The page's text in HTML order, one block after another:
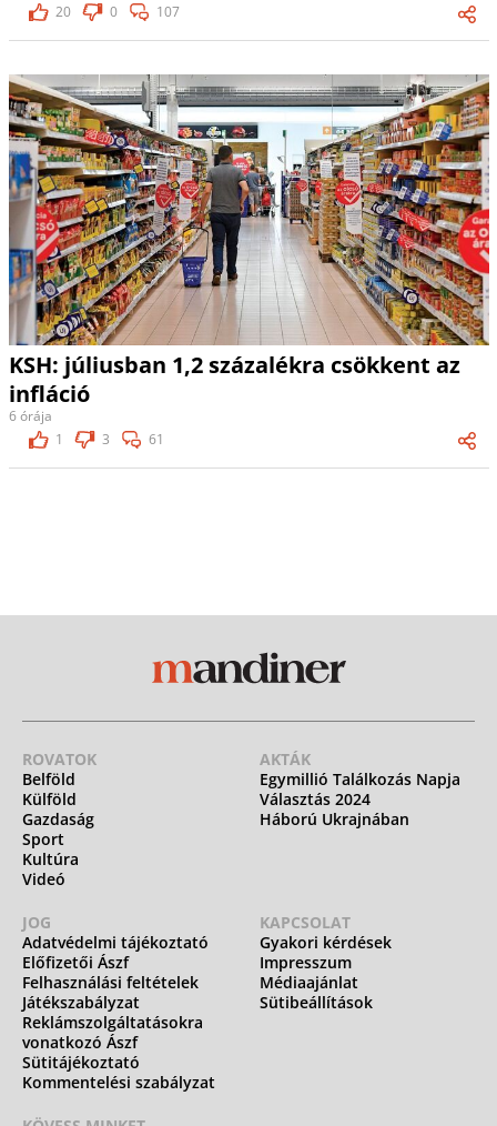
20
0 107
KSH: júliusban 1,2 százalékra csökkent az
infláció
6 órája
1
3 61
ROVATOK
Belföld
Külföld
Gazdaság
Sport
Kultúra
Videó
AKTÁK
Egymillió Találkozás Napja
Választás 2024
Háború Ukrajnában
JOG
Adatvédelmi tájékoztató
Előfizetői Ászf
Felhasználási feltételek
Játékszabályzat
Reklámszolgáltatásokra
vonatkozó Ászf
Sütitájékoztató
Kommentelési szabályzat
KAPCSOLAT
Gyakori kérdések
Impresszum
Médiaajánlat
Sütibeállítások